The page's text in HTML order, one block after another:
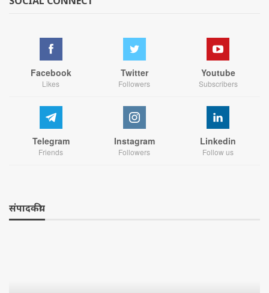
Facebook
Likes
Twitter
Followers
Youtube
Subscribers
Telegram
Friends
Instagram
Followers
Linkedin
Follow us
संपादकीय